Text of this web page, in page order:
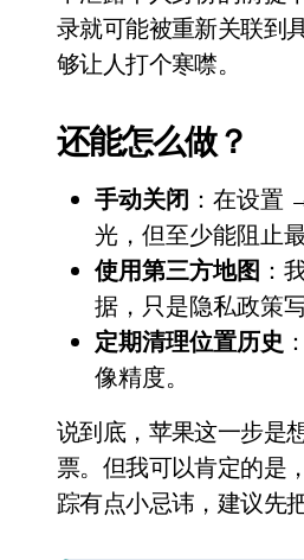
Xbox
AirTag 新
录就可能被重新关联到
够让人打个寒噤。
还能怎么做？
手动关闭 ：在设置
光，但至少能阻止
使用第三方地图 ：
据，只是隐私政策
定期清理位置历史
像精度。
说到底，苹果这一步是
票。但我可以肯定的是
踪有点小忌讳，建议先